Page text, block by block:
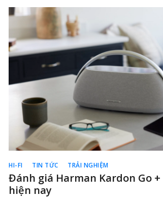
HI-FI TIN TỨC TRẢI NGHIỆM
Đánh giá Harman Kardon Go
hiện nay